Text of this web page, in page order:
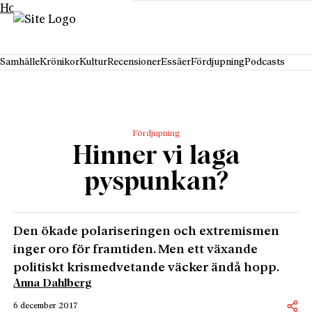
Hoppa till innehåll
SamhälleKrönikorKulturRecensionerEssäerFördjupningPodcasts
Fördjupning
Hinner vi laga
pyspunkan?
Den ökade polariseringen och extremismen
inger oro för framtiden. Men ett växande
politiskt krismedvetande väcker ändå hopp.
Anna Dahlberg
6 december 2017